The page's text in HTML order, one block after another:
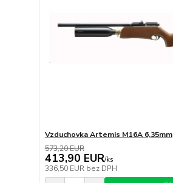
Vzduchovka Artemis M16A 6,35mm
573,20 EUR
413,90 EUR/ks
336,50 EUR bez DPH